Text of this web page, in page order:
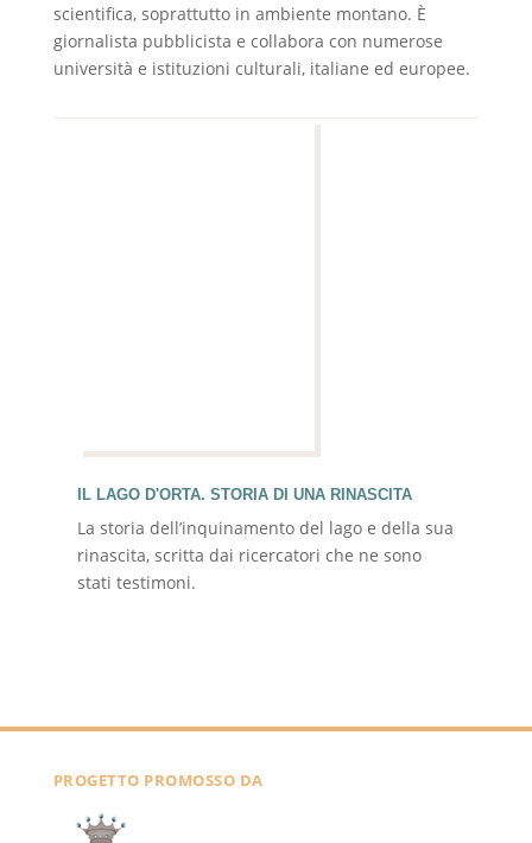
scientifica, soprattutto in ambiente montano. È
giornalista pubblicista e collabora con numerose
università e istituzioni culturali, italiane ed europee.
IL LAGO D'ORTA. STORIA DI UNA RINASCITA
La storia dell’inquinamento del lago e della sua
rinascita, scritta dai ricercatori che ne sono
stati testimoni.
PROGETTO PROMOSSO DA